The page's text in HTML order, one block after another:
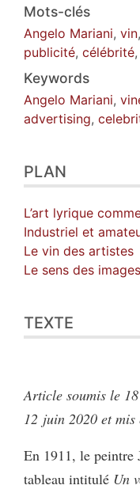
Mots-clés
Angelo Mariani, vin,
publicité, célébrité,
Keywords
Angelo Mariani,
advertising,
PLAN
L’art lyrique
Industriel et
Le vin des artistes
Le sens des images
TEXTE
Article soumis le
12 juin 2020 et
En 1911, le peintre
tableau intitulé Un